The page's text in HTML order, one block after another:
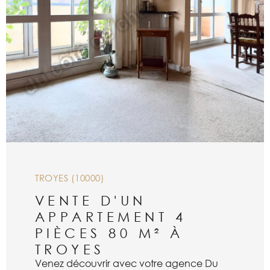
244 670
TROYES (10000)
VENTE D'UN
APPARTEMENT 4
PIÈCES 80 M² À
TROYES
Venez découvrir avec votre agence Du
VOIR LE BIEN